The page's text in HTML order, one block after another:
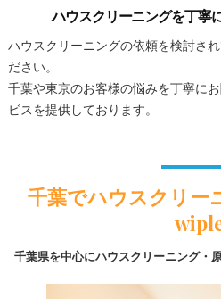
ハウスクリーニングを丁寧
ハウスクリーニングの依頼を検討さ
ださい。
千葉や東京のお客様の悩みを丁寧に
ビスを提供しております。
千葉でハウスクリー
千葉県を中心にハウスクリーニング・